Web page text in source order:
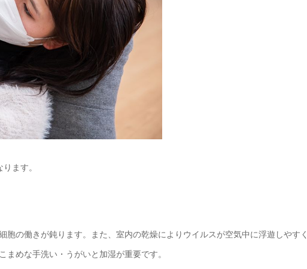
ます。
胞の働きが鈍ります。また、室内の乾燥によりウイルスが空気中に浮遊しやす
めな手洗い・うがいと加湿が重要です。